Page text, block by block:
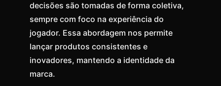
decisões são tomadas de forma coletiva,
sempre com foco na experiência do
jogador. Essa abordagem nos permite
lançar produtos consistentes e
inovadores, mantendo a identidade da
marca.